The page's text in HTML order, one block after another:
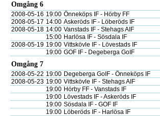
Omgång 6
2008-05-16 19:00 Önneköps IF - Hörby FF
2008-05-17 14:00 Askeröds IF - Löberöds IF
2008-05-18 14:00 Vanstads IF - Stehags AIF
15:00 Harlösa IF - Sösdala IF
2008-05-19 19:00 Vittskövle IF - Lövestads IF
19:00 GOF IF - Degeberga GoIF
Omgång 7
2008-05-22 19:00 Degeberga GoIF - Önneköps IF
2008-05-23 19:00 Vittskövle IF - Stehags AIF
19:00 Hörby FF - Vanstads IF
19:00 Lövestads IF - Askeröds IF
19:00 Sösdala IF - GOF IF
19:00 Löberöds IF - Harlösa IF